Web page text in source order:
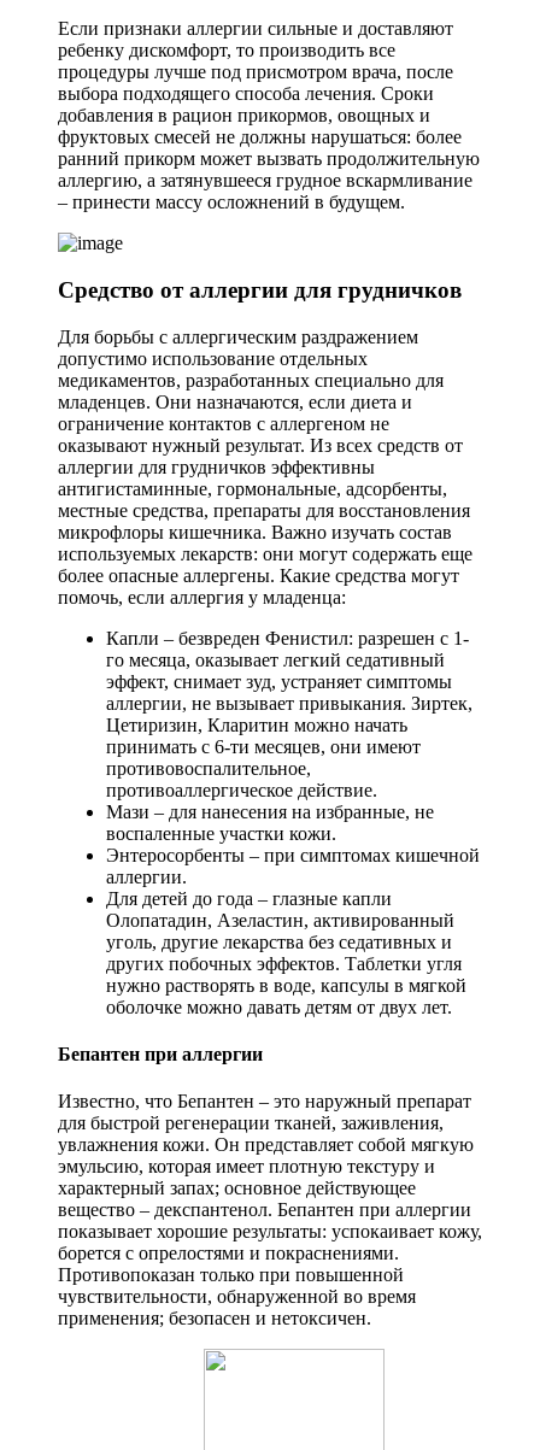
Если признаки аллергии сильные и доставляют
ребенку дискомфорт, то производить все
процедуры лучше под присмотром врача, после
выбора подходящего способа лечения. Сроки
добавления в рацион прикормов, овощных и
фруктовых смесей не должны нарушаться: более
ранний прикорм может вызвать продолжительную
аллергию, а затянувшееся грудное вскармливание
– принести массу осложнений в будущем.
Средство от аллергии для грудничков
Для борьбы с аллергическим раздражением
допустимо использование отдельных
медикаментов, разработанных специально для
младенцев. Они назначаются, если диета и
ограничение контактов с аллергеном не
оказывают нужный результат. Из всех средств от
аллергии для грудничков эффективны
антигистаминные, гормональные, адсорбенты,
местные средства, препараты для восстановления
микрофлоры кишечника. Важно изучать состав
используемых лекарств: они могут содержать еще
более опасные аллергены. Какие средства могут
помочь, если аллергия у младенца:
Капли – безвреден Фенистил: разрешен с 1-
го месяца, оказывает легкий седативный
эффект, снимает зуд, устраняет симптомы
аллергии, не вызывает привыкания. Зиртек,
Цетиризин, Кларитин можно начать
принимать с 6-ти месяцев, они имеют
противовоспалительное,
противоаллергическое действие.
Мази – для нанесения на избранные, не
воспаленные участки кожи.
Энтеросорбенты – при симптомах кишечной
аллергии.
Для детей до года – глазные капли
Олопатадин, Азеластин, активированный
уголь, другие лекарства без седативных и
других побочных эффектов. Таблетки угля
нужно растворять в воде, капсулы в мягкой
оболочке можно давать детям от двух лет.
Бепантен при аллергии
Известно, что Бепантен – это наружный препарат
для быстрой регенерации тканей, заживления,
увлажнения кожи. Он представляет собой мягкую
эмульсию, которая имеет плотную текстуру и
характерный запах; основное действующее
вещество – декспантенол. Бепантен при аллергии
показывает хорошие результаты: успокаивает кожу,
борется с опрелостями и покраснениями.
Противопоказан только при повышенной
чувствительности, обнаруженной во время
применения; безопасен и нетоксичен.